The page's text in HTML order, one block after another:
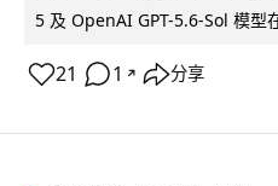
5 及 OpenAI GPT-5.6-Sol 模型
21 1 ↗ 分享